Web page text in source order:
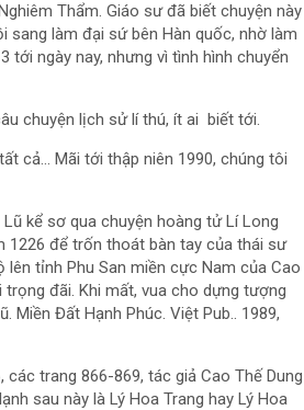
Thẩm. Giáo sư đã biết chuyện này
sang làm đại sứ bên Hàn quốc, nhờ làm
ngày nay, nhưng vì tình hình chuyển
chuyện lịch sử lí thú, ít ai biết tới.
cả… Mãi tới thập niên 1990, chúng tôi
kể sơ qua chuyện hoàng tử Lí Long
1226 để trốn thoát bàn tay của thái sư
tỉnh Phu San miền cực Nam của Cao
đãi. Khi mất, vua cho dựng tượng
Miền Đất Hạnh Phúc. Việt Pub.. 1989,
trang 866-869, tác giả Cao Thế Dung
sau này là Lý Hoa Trang hay Lý Hoa